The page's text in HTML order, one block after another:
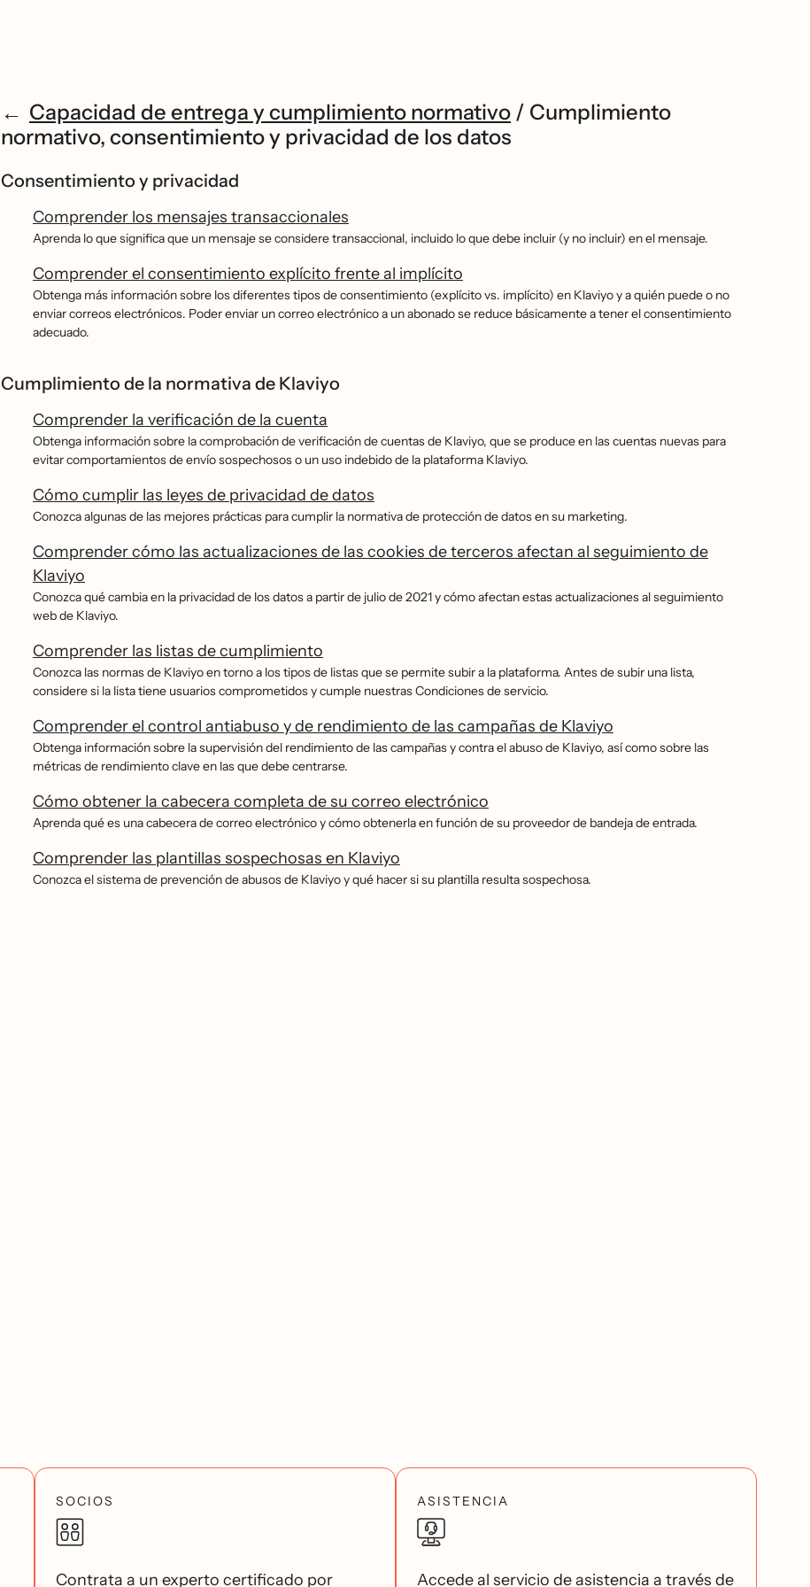
Capacidad de entrega y cumplimiento normativo / Cumplimiento
normativo, consentimiento y privacidad de los datos
Consentimiento y privacidad
Comprender los mensajes transaccionales
Aprenda lo que significa que un mensaje se considere transaccional, incluido lo que debe incluir (y no incluir) en el mensaje.
Comprender el consentimiento explícito frente al implícito
Obtenga más información sobre los diferentes tipos de consentimiento (explícito vs. implícito) en Klaviyo y a quién puede o no
enviar correos electrónicos. Poder enviar un correo electrónico a un abonado se reduce básicamente a tener el consentimiento
adecuado.
Cumplimiento de la normativa de Klaviyo
Comprender la verificación de la cuenta
Obtenga información sobre la comprobación de verificación de cuentas de Klaviyo, que se produce en las cuentas nuevas para
evitar comportamientos de envío sospechosos o un uso indebido de la plataforma Klaviyo.
Cómo cumplir las leyes de privacidad de datos
Conozca algunas de las mejores prácticas para cumplir la normativa de protección de datos en su marketing.
Comprender cómo las actualizaciones de las cookies de terceros afectan al seguimiento de
Klaviyo
Conozca qué cambia en la privacidad de los datos a partir de julio de 2021 y cómo afectan estas actualizaciones al seguimiento
web de Klaviyo.
Comprender las listas de cumplimiento
Conozca las normas de Klaviyo en torno a los tipos de listas que se permite subir a la plataforma. Antes de subir una lista,
considere si la lista tiene usuarios comprometidos y cumple nuestras Condiciones de servicio.
Comprender el control antiabuso y de rendimiento de las campañas de Klaviyo
Obtenga información sobre la supervisión del rendimiento de las campañas y contra el abuso de Klaviyo, así como sobre las
métricas de rendimiento clave en las que debe centrarse.
Cómo obtener la cabecera completa de su correo electrónico
Aprenda qué es una cabecera de correo electrónico y cómo obtenerla en función de su proveedor de bandeja de entrada.
Comprender las plantillas sospechosas en Klaviyo
Conozca el sistema de prevención de abusos de Klaviyo y qué hacer si su plantilla resulta sospechosa.
SOCIOS
Contrata a un experto certificado por
ASISTENCIA
Accede al servicio de asistencia a través de